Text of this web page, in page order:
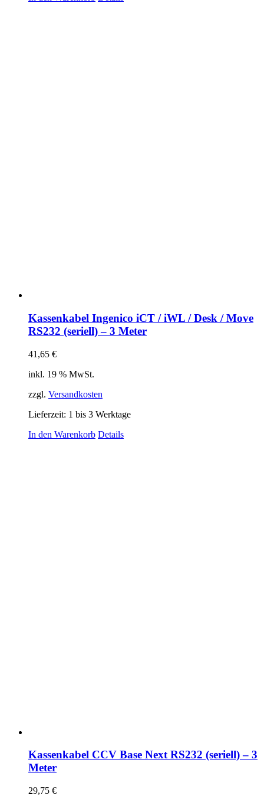
Kassenkabel Ingenico iCT / iWL / Desk / Move
RS232 (seriell) – 3 Meter
41,65 €
inkl. 19 % MwSt.
zzgl. Versandkosten
Lieferzeit: 1 bis 3 Werktage
In den Warenkorb Details
Kassenkabel CCV Base Next RS232 (seriell) – 3
Meter
29,75 €